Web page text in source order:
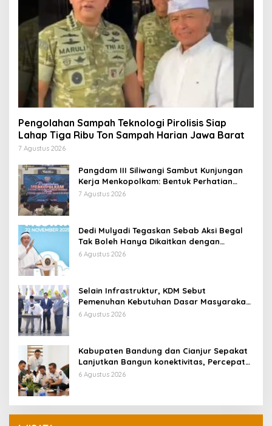
Pengolahan Sampah Teknologi Pirolisis Siap
Lahap Tiga Ribu Ton Sampah Harian Jawa Barat
7 Agustus 2026
Pangdam III Siliwangi Sambut Kunjungan
Kerja Menkopolkam: Bentuk Perhatian
Pemerintah
7 Agustus 2026
Dedi Mulyadi Tegaskan Sebab Aksi Begal
Tak Boleh Hanya Dikaitkan dengan
Ekonomi
6 Agustus 2026
Selain Infrastruktur, KDM Sebut
Pemenuhan Kebutuhan Dasar Masyarakat
Jadi Fokus APBD Jabar 2027
6 Agustus 2026
Kabupaten Bandung dan Cianjur Sepakat
Lanjutkan Bangun konektivitas, Percepat
Pertumbuhan Ekonomi Daerah
6 Agustus 2026